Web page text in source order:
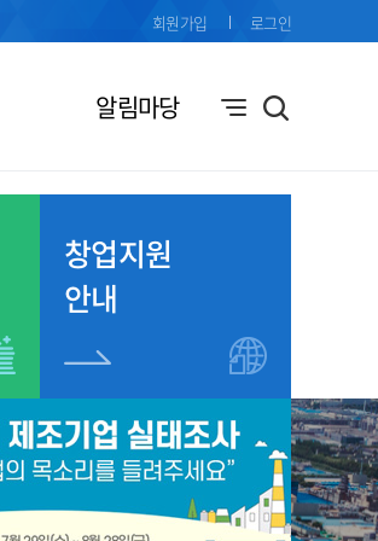
알림마당
회원가입 로그인
창업지원
안내